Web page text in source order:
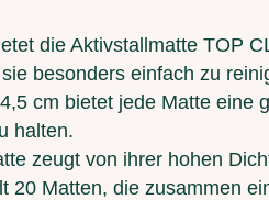
die Aktivstallmatte TOP
besonders einfach zu
cm bietet jede Matte eine
halten.
zeugt von ihrer hohen
20 Matten, die zusammen